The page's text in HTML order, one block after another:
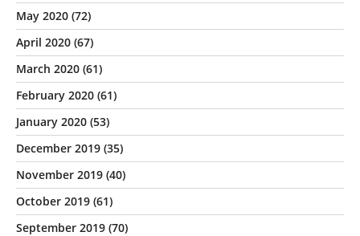
May 2020 (72)
April 2020 (67)
March 2020 (61)
February 2020 (61)
January 2020 (53)
December 2019 (35)
November 2019 (40)
October 2019 (61)
September 2019 (70)